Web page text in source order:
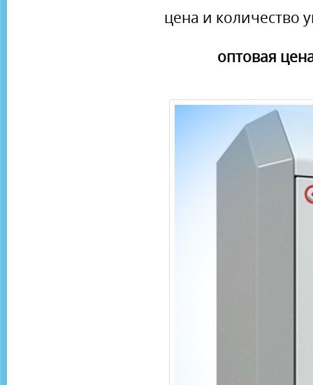
цена и количество
оптовая